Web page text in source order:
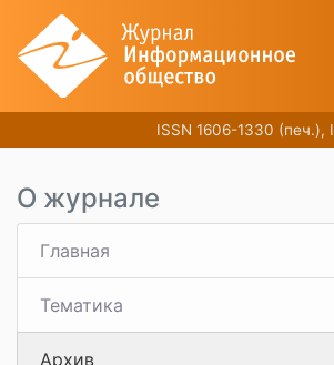
ISSN 1606-1330 (печ.),
О журнале
Главная
Тематика
Архив